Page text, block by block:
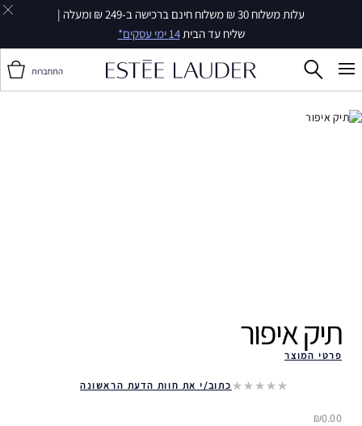
עלות משלוח 30 ₪ משלוח חינם ברכישה ב-249 ₪ ומעלה |
שליח עד הבית14 ימי עסקים*
התחברות
תיק איפור ‎
פרטי המוצר
כתוב/י את חוות הדעת הראשונה
₪0.00